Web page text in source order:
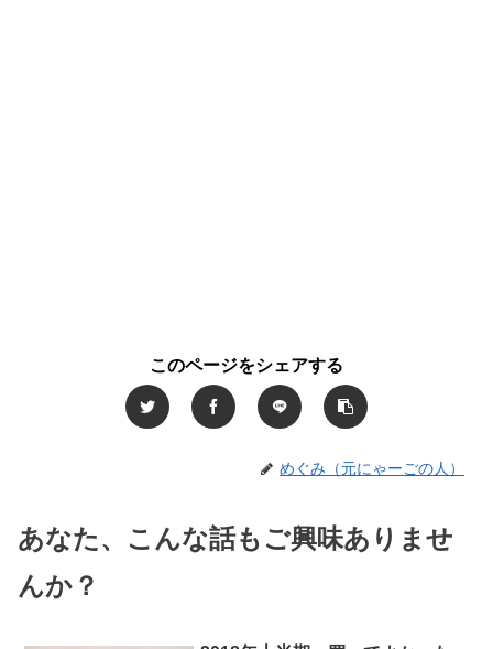
このページをシェアする
めぐみ（元にゃーごの人）
あなた、こんな話もご興味ありませ
んか？